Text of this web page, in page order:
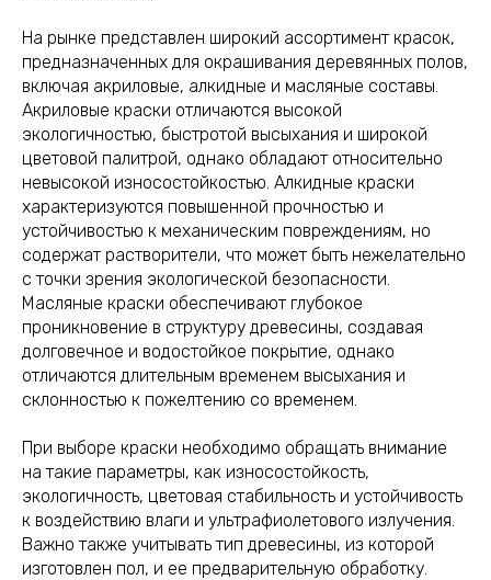
На рынке представлен широкий ассортимент красок,
предназначенных для окрашивания деревянных полов,
включая акриловые, алкидные и масляные составы.
Акриловые краски отличаются высокой
экологичностью, быстротой высыхания и широкой
цветовой палитрой, однако обладают относительно
невысокой износостойкостью. Алкидные краски
характеризуются повышенной прочностью и
устойчивостью к механическим повреждениям, но
содержат растворители, что может быть нежелательно
с точки зрения экологической безопасности.
Масляные краски обеспечивают глубокое
проникновение в структуру древесины, создавая
долговечное и водостойкое покрытие, однако
отличаются длительным временем высыхания и
склонностью к пожелтению со временем.
При выборе краски необходимо обращать внимание
на такие параметры, как износостойкость,
экологичность, цветовая стабильность и устойчивость
к воздействию влаги и ультрафиолетового излучения.
Важно также учитывать тип древесины, из которой
изготовлен пол, и ее предварительную обработку.